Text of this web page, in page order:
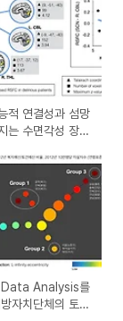
적 연결성과 섬망
는 수면각성 장애
Analysis를
자치단체의 토건